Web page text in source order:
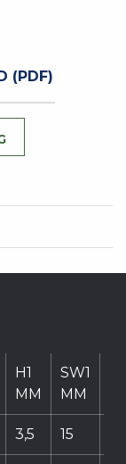
(PDF)
H1
MM
SW1
MM
3,5 15